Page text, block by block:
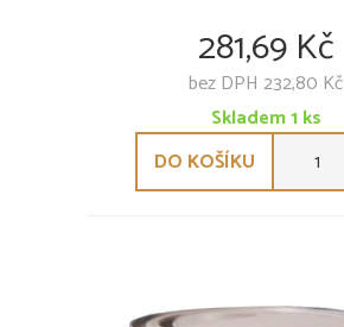
281,69 Kč
bez DPH 232,80 Kč
Skladem1ks
DO KOŠÍKU